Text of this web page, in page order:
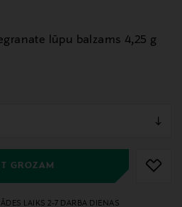
lūpu balzams 4,25 g
GROZAM
LAIKS 2-7 DARBA DIENAS